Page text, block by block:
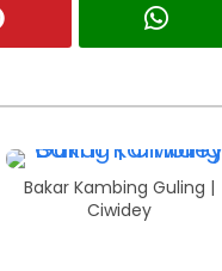
Bakar Kambing Guling |
Ciwidey